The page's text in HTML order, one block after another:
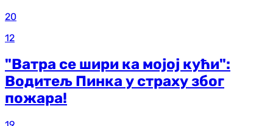
20
12
"Ватра се шири ка мојој кући":
Водитељ Пинка у страху због
пожара!